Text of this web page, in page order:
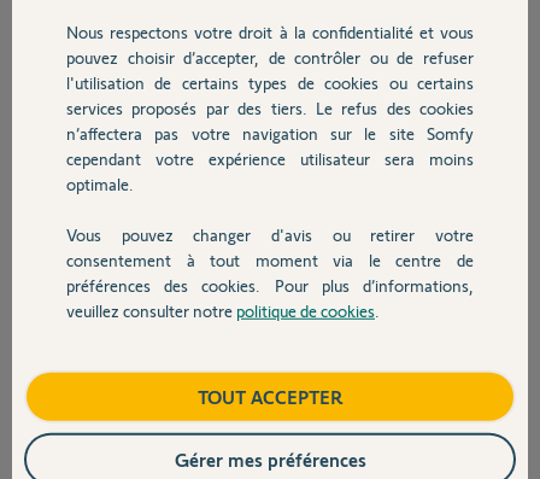
Chauffage
Autres produits
Devis avec un pro
Contact
Merci,
il y a plus d'un an
Réponses
Je m'auto répond, j'ai fais un reset et donc MAJ de la tahoma via le
trombone derrière la box. Ca remarche
il y a plus d'un an
Nous respectons votre droit à la confidentialité et vous
pouvez choisir d’accepter, de contrôler ou de refuser
l'utilisation de certains types de cookies ou certains
services proposés par des tiers. Le refus des cookies
n’affectera pas votre navigation sur le site Somfy
cependant votre expérience utilisateur sera moins
optimale.
Vous pouvez changer d'avis ou retirer votre
consentement à tout moment via le centre de
préférences des cookies. Pour plus d’informations,
veuillez consulter notre politique de cookies
TOUT ACCEPTER
Gérer mes préférences